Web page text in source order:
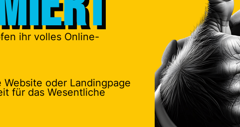
ihr volles Online-
oder Landingpage
für das Wesentliche